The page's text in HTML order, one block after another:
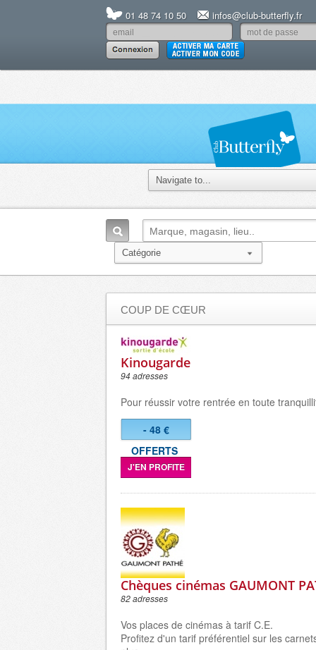
01 48 74 10 50 infos@club-butterfly.fr
COUP DE CŒUR
Kinougarde
94 adresses
Pour réussir votre rentrée en toute
- 48 €
OFFERTS
J'EN PROFITE
Chèques cinémas GAUMONT
82 adresses
Vos places de cinémas à tarif C.E.
Profitez d'un tarif préférentiel sur les